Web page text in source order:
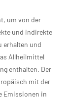
um von der
und indirekte
erhalten und
Allheilmittel
enthalten. Der
mit der
Emissionen in